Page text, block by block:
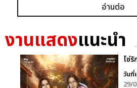
อ่านต่อ
งานแสดงแนะนำ
โซ่
วันที่
29/